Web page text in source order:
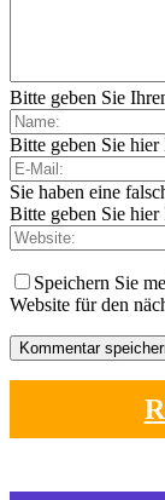
Bitte geben Sie
Bitte geben Sie
Sie haben eine
Bitte geben Sie
Speichern Sie
Website für den